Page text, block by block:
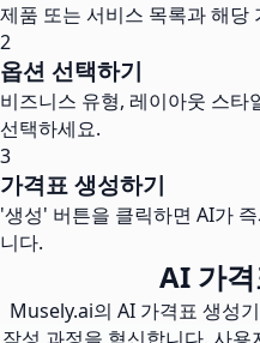
제품 또는 서비스 목록과 해당
2
옵션 선택하기
비즈니스 유형, 레이아웃 스타
선택하세요.
3
가격표 생성하기
'생성' 버튼을 클릭하면 AI가
니다.
AI 가
Musely.ai의 AI 가격표 생성